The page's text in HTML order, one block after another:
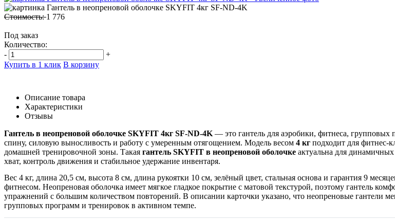
Стоимость:1 776
Под заказ
Количество:
-
+
Купить в 1 клик В корзину
Описание товара
Характеристики
Отзывы
Гантель в неопреновой оболочке SKYFIT 4кг SF-ND-4K— это гантель для аэробики, фитнеса,
спину, силовую выносливость и работу с умеренным отягощением. Модель весом 4 кг подходит для фитнес-
домашней тренировочной зоны. Такая гантель SKYFIT в неопреновой оболочке актуальна для
хват, контроль движения и стабильное удержание инвентаря.
Вес 4 кг, длина 20,5 см, высота 8 см, длина рукоятки 10 см, зелёный цвет, стальная основа и гарантия 9
фитнесом. Неопреновая оболочка имеет мягкое гладкое покрытие с матовой текстурой, поэтому гантель
упражнений с большим количеством повторений. В описании карточки указано, что неопреновые гантели
групповых программ и тренировок в активном темпе.